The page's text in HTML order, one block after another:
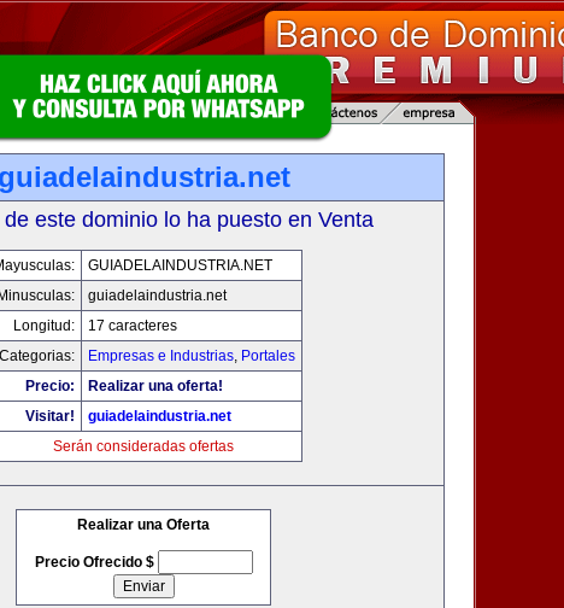
guiadelaindustria.net
este dominio lo ha puesto en Venta
GUIADELAINDUSTRIA.NET
Minusculas:
guiadelaindustria.net
Longitud:
17 caracteres
Categorias:
Empresas e Industrias, Portales
Precio:
Realizar una oferta!
Visitar!
guiadelaindustria.net
Serán consideradas ofertas
Realizar una Oferta
Precio Ofrecido $